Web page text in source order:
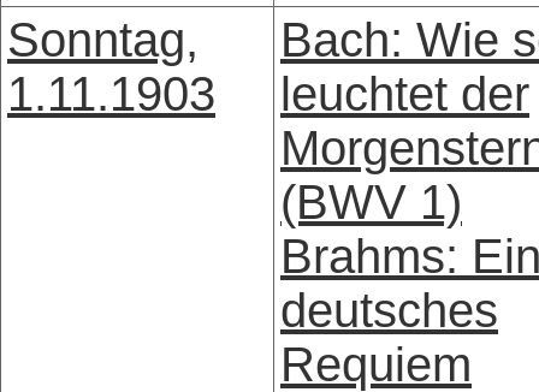
Sonntag,
1.11.1903
Bach: Wie
leuchtet der
(BWV 1)
Brahms:
deutsches
Requiem